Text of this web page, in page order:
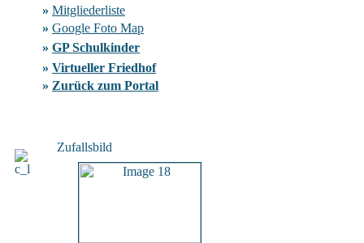
» Mitgliederliste
» Google Foto Map
» GP Schulkinder
» Virtueller Friedhof
» Zurück zum Portal
Zufallsbild